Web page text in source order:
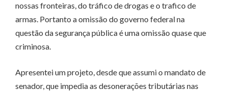
nossas fronteiras, do tráfico de drogas e o trafico de
armas. Portanto a omissão do governo federal na
questão da segurança pública é uma omissão quase que
criminosa.
Apresentei um projeto, desde que assumi o mandato de
senador, que impedia as desonerações tributárias nas